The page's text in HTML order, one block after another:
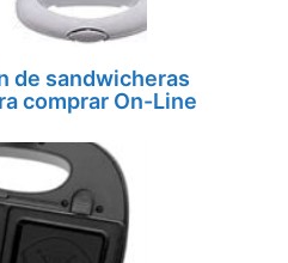
de sandwicheras
comprar On-Line